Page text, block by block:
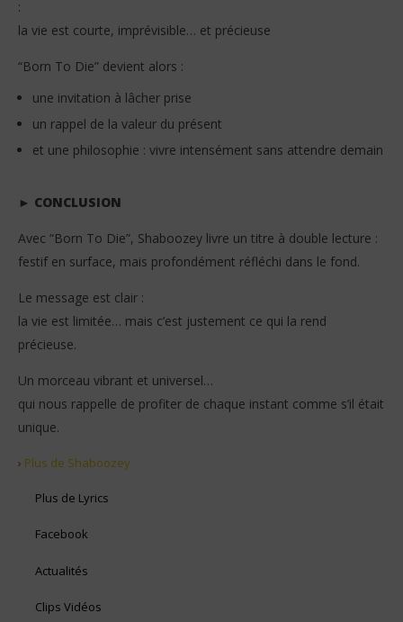
:
la vie est courte, imprévisible… et précieuse
“Born To Die” devient alors :
une invitation à lâcher prise
un rappel de la valeur du présent
et une philosophie : vivre intensément sans attendre demain
► CONCLUSION
Avec “Born To Die”, Shaboozey livre un titre à double lecture :
festif en surface, mais profondément réfléchi dans le fond.
Le message est clair :
la vie est limitée… mais c’est justement ce qui la rend
précieuse.
Un morceau vibrant et universel…
qui nous rappelle de profiter de chaque instant comme s’il était
unique.
› Plus de Shaboozey
Plus de Lyrics
Facebook
Actualités
Clips Vidéos